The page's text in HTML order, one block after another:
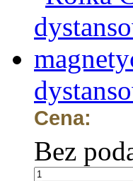
Cena:
Bez